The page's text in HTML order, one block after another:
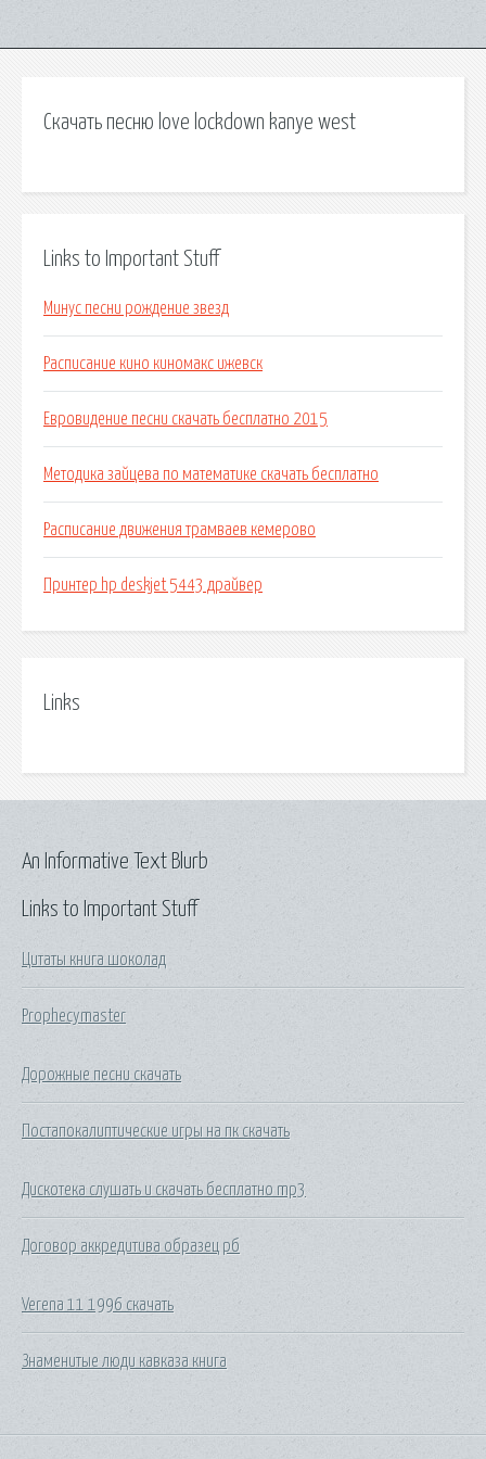
Скачать песню love lockdown kanye west
Links to Important Stuff
Минус песни рождение звезд
Расписание кино киномакс ижевск
Евровидение песни скачать бесплатно 2015
Методика зайцева по математике скачать бесплатно
Расписание движения трамваев кемерово
Принтер hp deskjet 5443 драйвер
Links
Links to Important Stuff
Цитаты книга шоколад
Prophecymaster
Дорожные песни скачать
Постапокалиптические игры на пк скачать
Дискотека слушать и скачать бесплатно mp3
Договор аккредитива образец рб
Verena 11 1996 скачать
Знаменитые люди кавказа книга
An Informative Text Blurb